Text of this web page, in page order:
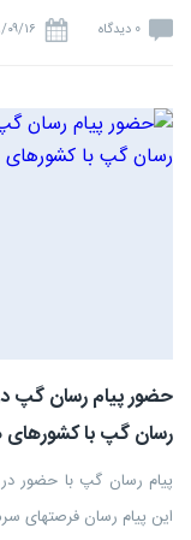
0 دیدگاه ۱۳۹۸/
حضور پیام رسان گپ
رسان گپ با کشورهای
پیام رسان گپ با حضور در
این پیام رسان فرصتهای